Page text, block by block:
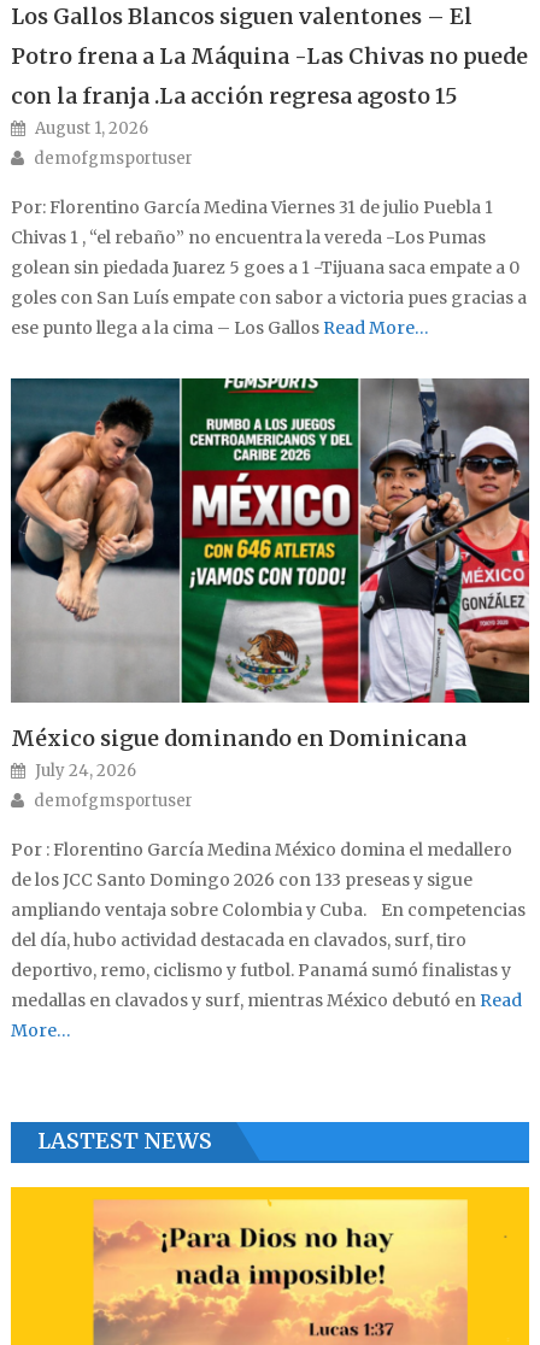
Los Gallos Blancos siguen valentones – El
Potro frena a La Máquina -Las Chivas no puede
con la franja .La acción regresa agosto 15
Posted on
August 1, 2026
Author
demofgmsportuser
Por: Florentino García Medina Viernes 31 de julio Puebla 1
Chivas 1 , “el rebaño” no encuentra la vereda -Los Pumas
golean sin piedada Juarez 5 goes a 1 -Tijuana saca empate a 0
goles con San Luís empate con sabor a victoria pues gracias a
ese punto llega a la cima – Los GallosRead More…
México sigue dominando en Dominicana
Posted on
July 24, 2026
Author
demofgmsportuser
Por : Florentino García Medina México domina el medallero
de los JCC Santo Domingo 2026 con 133 preseas y sigue
ampliando ventaja sobre Colombia y Cuba. En competencias
del día, hubo actividad destacada en clavados, surf, tiro
deportivo, remo, ciclismo y futbol. Panamá sumó finalistas y
medallas en clavados y surf, mientras México debutó en Read
More…
LASTEST NEWS